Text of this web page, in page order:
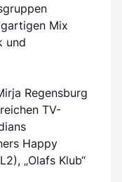
Mix
und
Regensburg
TV-
Happy
„Olafs Klub“